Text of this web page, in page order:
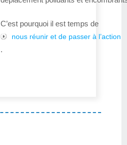
C’est pourquoi il est temps de
nous réunir et de passer à l’action
.